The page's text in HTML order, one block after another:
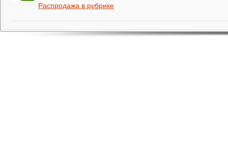
Распродажа в рубрике